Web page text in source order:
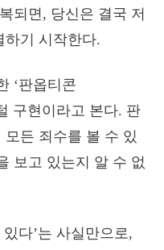
되면, 당신은 결국 저
하기 시작한다.
‘판옵티콘
구현이라고 본다. 판
든 죄수를 볼 수 있
보고 있는지 알 수 없
다’는 사실만으로,